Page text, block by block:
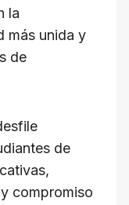
la
más unida y
de
de
compromiso